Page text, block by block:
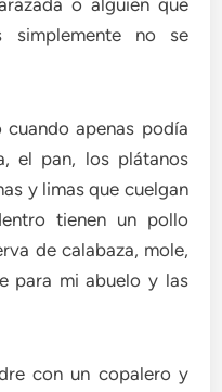
o alguien que
simplemente no se
apenas podía
el pan, los plátanos
y limas que cuelgan
tienen un pollo
de calabaza, mole,
para mi abuelo y las
con un copalero y